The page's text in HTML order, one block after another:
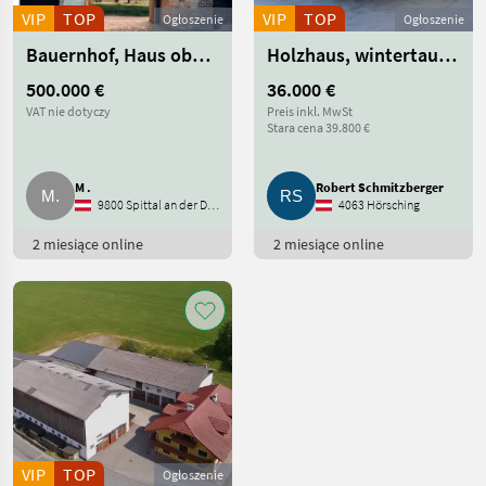
Nieruchomosci
WYBIERZ
KATEGORIĘ
Działki
Gospodarstwa
97
Pole uprawne
79
Nieruchomość
42
Pokaż
wszystkie
10
Ogłoszenie
VIP TOP
Bauernhof, Haus oberes Drautal gesucht.
500.000 €
VAT nie dotyczy
M .
9800 Spittal an der Drau
2 miesiące online
Ogłoszenie
VIP TOP
Holzhaus, wintertauglich, Heizung, Klima, schlüsselfertig
36.000 €
Preis inkl. MwSt
Stara cena 39.800 €
Robert Schmitzberger
4063 Hörsching
2 miesiące online
Ogłoszenie
VIP TOP